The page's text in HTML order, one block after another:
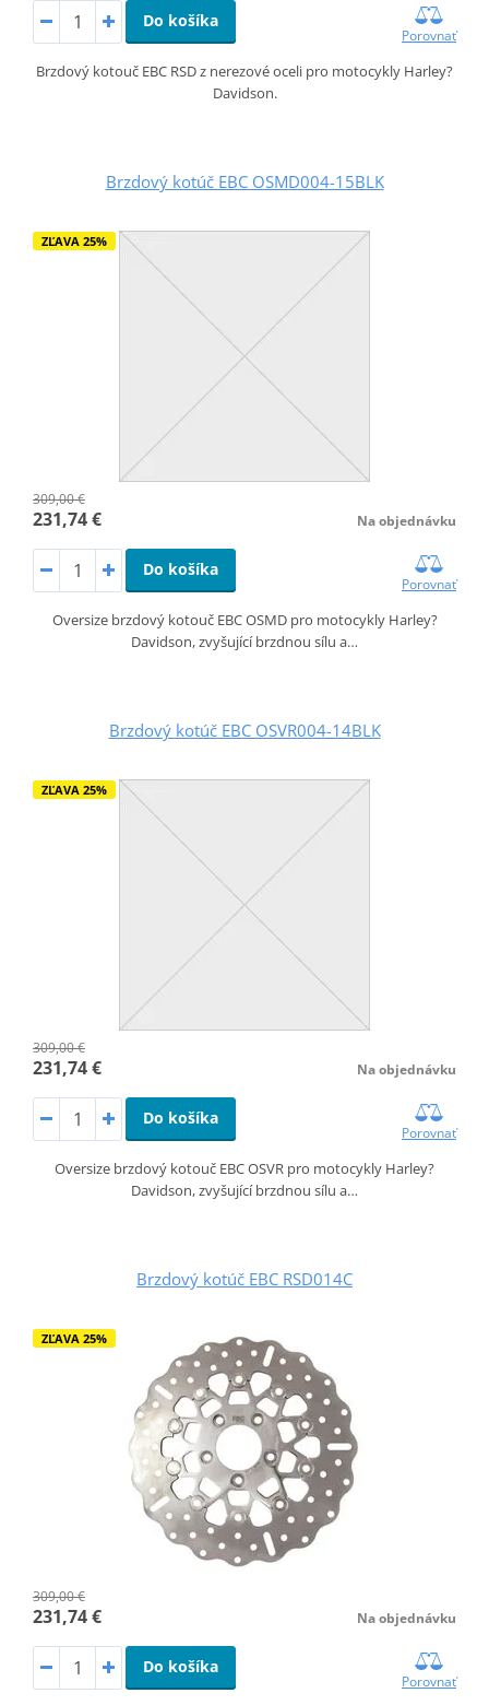
Do košíka
Porovnať
Brzdový kotouč EBC RSD z nerezové oceli pro motocykly Harley?
Davidson.
Brzdový kotúč EBC OSMD004-15BLK
ZĽAVA 25%
309,00 €
231,74 € Na objednávku
Do košíka
Porovnať
Oversize brzdový kotouč EBC OSMD pro motocykly Harley?
Davidson, zvyšující brzdnou sílu a…
Brzdový kotúč EBC OSVR004-14BLK
ZĽAVA 25%
309,00 €
231,74 € Na objednávku
Do košíka
Porovnať
Oversize brzdový kotouč EBC OSVR pro motocykly Harley?
Davidson, zvyšující brzdnou sílu a…
Brzdový kotúč EBC RSD014C
ZĽAVA 25%
309,00 €
231,74 € Na objednávku
Do košíka
Porovnať